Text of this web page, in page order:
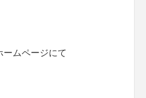
ームページにて